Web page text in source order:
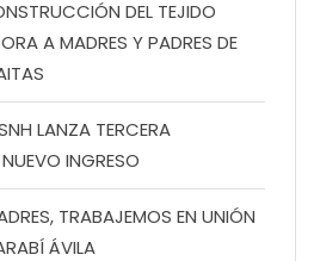
DEL TEJIDO
A MADRES Y PADRES DE
LANZA TERCERA
INGRESO
TRABAJEMOS EN UNIÓN
ÁVILA